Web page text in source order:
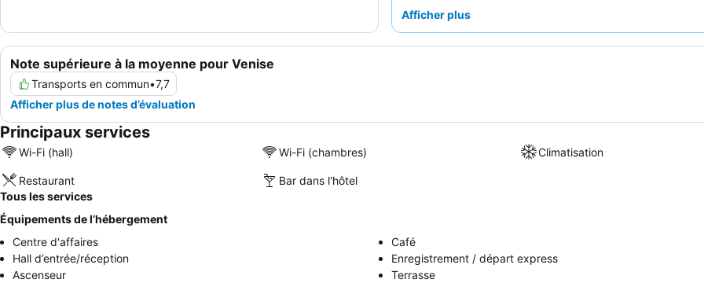
donnant pas sur le canal.
Afficher plus
Note supérieure à la moyenne pour Venise
Transports en commun•7,7
Afficher plus de notes d’évaluation
Principaux services
Wi-Fi (hall) Wi-Fi (chambres) Climatisation
Restaurant
Bar dans l'hôtel
Tous les services
Équipements de l’hébergement
Centre d'affaires
Café
Hall d’entrée/réception
Enregistrement / départ express
Ascenseur
Terrasse